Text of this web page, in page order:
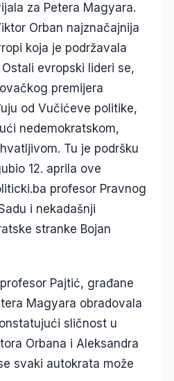
za Petera Magyara.
Orban najznačajnija
koja je podržavala
evropski lideri se,
premijera
od Vučićeve politike,
nedemokratskom,
Tu je podršku
12. aprila ove
profesor Pravnog
i nekadašnji
stranke Bojan
Pajtić, građane
Magyara obradovala
sličnost u
Orbana i Aleksandra
svaki autokrata može